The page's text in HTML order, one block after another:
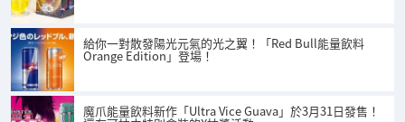
給你一對散發陽光元氣的光之翼！「Red Bull能量飲料
Orange Edition」登場！
魔爪能量飲料新作「Ultra Vice Guava」於3月31日發售！